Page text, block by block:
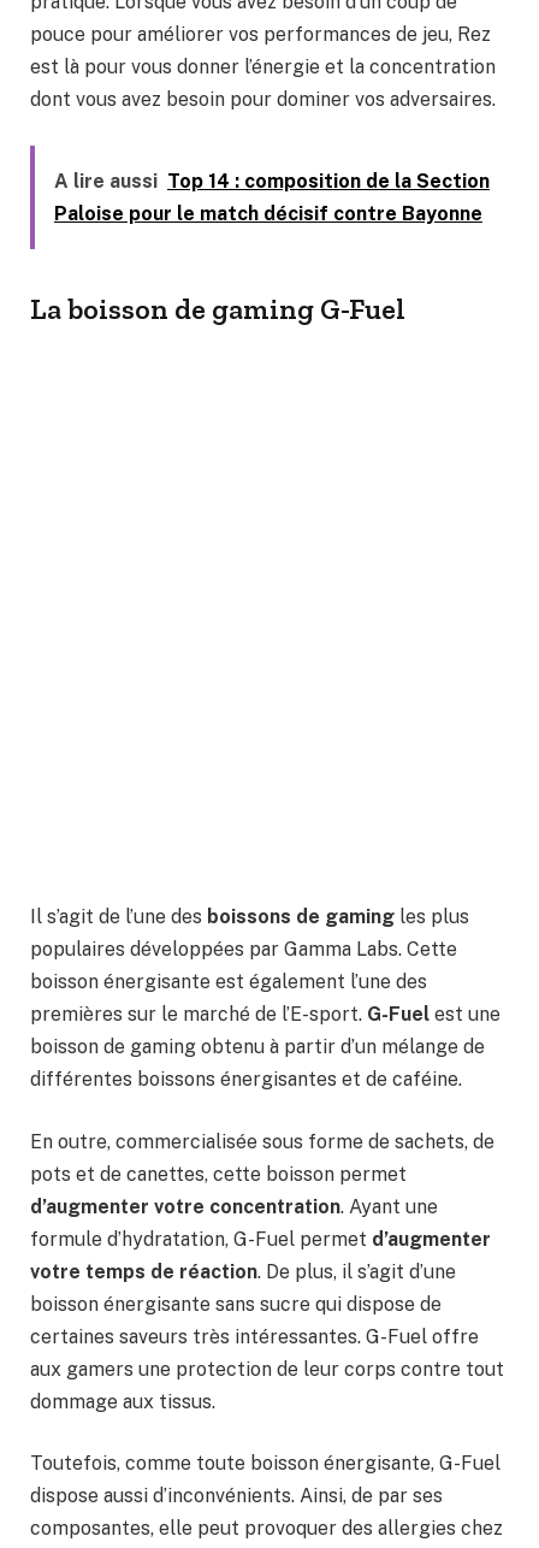
pouce pour améliorer vos performances de jeu, Rez
est là pour vous donner l’énergie et la concentration
dont vous avez besoin pour dominer vos adversaires.
A lire aussi Top 14 : composition de la Section
Paloise pour le match décisif contre Bayonne
La boisson de gaming G-Fuel
Il s’agit de l’une des boissons de gaming les plus
populaires développées par Gamma Labs. Cette
boisson énergisante est également l’une des
premières sur le marché de l’E-sport. G-Fuel est une
boisson de gaming obtenu à partir d’un mélange de
différentes boissons énergisantes et de caféine.
En outre, commercialisée sous forme de sachets, de
pots et de canettes, cette boisson permet
d’augmenter votre concentration. Ayant une
formule d’hydratation, G-Fuel permet d’augmenter
votre temps de réaction. De plus, il s’agit d’une
boisson énergisante sans sucre qui dispose de
certaines saveurs très intéressantes. G-Fuel offre
aux gamers une protection de leur corps contre tout
dommage aux tissus.
Toutefois, comme toute boisson énergisante, G-Fuel
dispose aussi d’inconvénients. Ainsi, de par ses
composantes, elle peut provoquer des allergies chez